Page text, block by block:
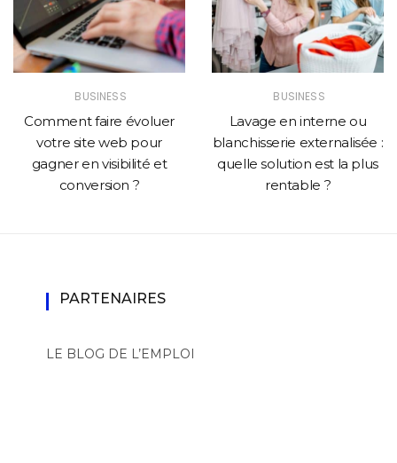
BUSINESS
Comment faire évoluer
votre site web pour
gagner en visibilité et
conversion ?
BUSINESS
Lavage en interne ou
blanchisserie externalisée :
quelle solution est la plus
rentable ?
PARTENAIRES
LE BLOG DE L’EMPLOI